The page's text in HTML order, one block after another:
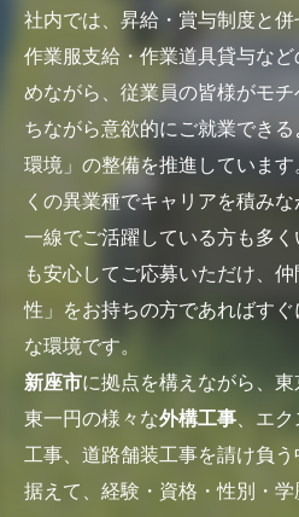
社内では、昇給・賞与制度と
作業服支給・作業道具貸与な
めながら、従業員の皆様がモ
ちながら意欲的にご就業でき
環境」の整備を推進していま
くの異業種でキャリアを積み
一線でご活躍している方も多
も安心してご応募いただけ、
性」をお持ちの方であればす
な環境です。
新座市に拠点を構えながら、
東一円の様々な外構工事 、エ
工事、道路舗装工事を請け負
据えて、経験・資格・性別・